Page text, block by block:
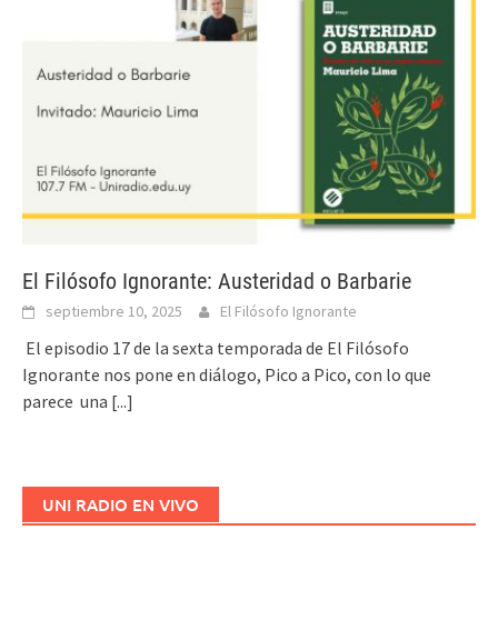
El Filósofo Ignorante: Austeridad o Barbarie
septiembre 10, 2025 El Filósofo Ignorante
El episodio 17 de la sexta temporada de El Filósofo
Ignorante nos pone en diálogo, Pico a Pico, con lo que
parece una [...]
UNI RADIO EN VIVO